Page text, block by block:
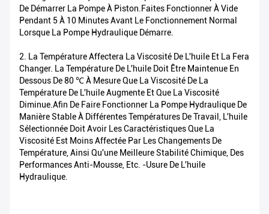
De Démarrer La Pompe À Piston.Faites Fonctionner À Vide
Pendant 5 À 10 Minutes Avant Le Fonctionnement Normal
Lorsque La Pompe Hydraulique Démarre.
2. La Température Affectera La Viscosité De L'huile Et La Fera
Changer. La Température De L'huile Doit Être Maintenue En
Dessous De 80 ℃ À Mesure Que La Viscosité De La
Température De L'huile Augmente Et Que La Viscosité
Diminue.Afin De Faire Fonctionner La Pompe Hydraulique De
Manière Stable À Différentes Températures De Travail, L'huile
Sélectionnée Doit Avoir Les Caractéristiques Que La
Viscosité Est Moins Affectée Par Les Changements De
Température, Ainsi Qu'une Meilleure Stabilité Chimique, Des
Performances Anti-Mousse, Etc. -usure De L'huile
Hydraulique.